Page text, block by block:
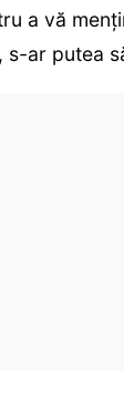
a vă
ar putea